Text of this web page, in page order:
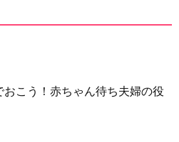
こう！赤ちゃん待ち夫婦の役